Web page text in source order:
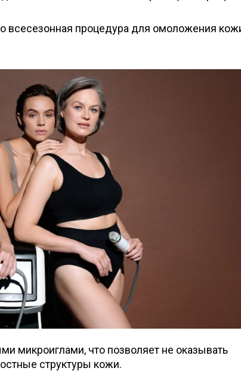
всесезонная процедура для омоложения
микроиглами, что позволяет не оказывать
структуры кожи.